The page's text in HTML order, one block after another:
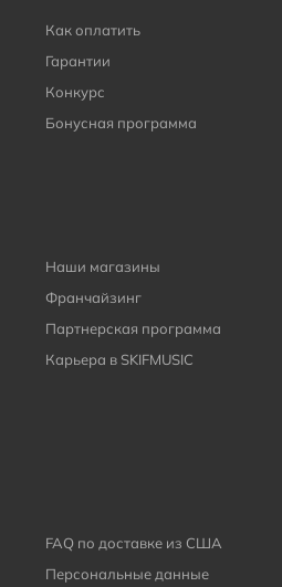
Как оплатить
Гарантии
Конкурс
Бонусная программа
Наши магазины
Франчайзинг
Партнерская программа
Карьера в SKIFMUSIC
FAQ по доставке из США
Персональные данные